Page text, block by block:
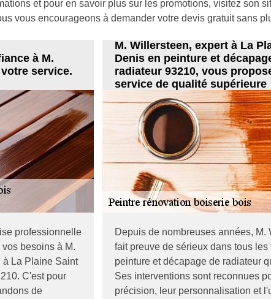
et pour en savoir plus sur les promotions, visitez son
vous encourageons à demander votre devis gratuit sans
à M.
service.
professionnelle
besoins à M.
à La Plaine Saint
C'est pour
de
M. Willersteen, expert à La
Denis en peinture et
radiateur 93210, vous
service de qualité supérieure
Depuis de nombreuses années, M.
fait preuve de sérieux dans tous les
peinture et décapage de radiateur
Ses interventions sont reconnues
précision, leur personnalisation et